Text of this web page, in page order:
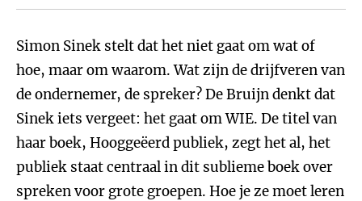
Simon Sinek stelt dat het niet gaat om wat of
hoe, maar om waarom. Wat zijn de drijfveren van
de ondernemer, de spreker? De Bruijn denkt dat
Sinek iets vergeet: het gaat om WIE. De titel van
haar boek, Hooggeëerd publiek, zegt het al, het
publiek staat centraal in dit sublieme boek over
spreken voor grote groepen. Hoe je ze moet leren